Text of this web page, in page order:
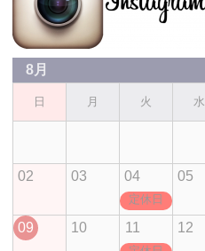
8月
日 月 火 水
02 03 04
定休日
05
09 10 11 12